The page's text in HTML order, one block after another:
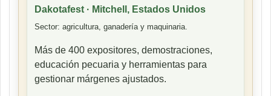
Dakotafest · Mitchell, Estados Unidos
Sector: agricultura, ganadería y maquinaria.
Más de 400 expositores, demostraciones,
educación pecuaria y herramientas para
gestionar márgenes ajustados.